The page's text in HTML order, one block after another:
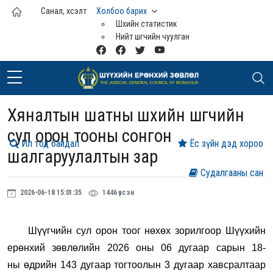
Үндсэн агуулга руу шилжих
Санал, хүсэлт
Холбоо барих
Шүүхийн статистик
Нийт шүүгчийн чуулган
Хяналтын шатны шүүхийн шүүгчийн
сул орон тооны сонгон
шалгаруулалтын зар
2026-06-18 15:01:35 1446 үзсэн
Шүүгчийн сул орон тоог нөхөх зорилгоор Шүүхийн
ерөнхий зөвлөлийн 2026 оны 06 дугаар сарын 18-
ны өдрийн 143 дугаар тогтоолын 3 дугаар хавсралтаар
Судалгааны сан
Ёс зүйн дэд хороо
Ил тод байдал